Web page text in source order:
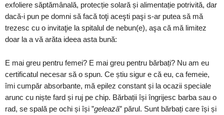
exfoliere săptămânală, protecție solară și alimentație potrivită, dar
dacă-i pun pe domni să facă toţi aceşti paşi s-ar putea să mă
trezesc cu o invitaţie la spitalul de nebun(e), aşa că mă limitez
doar la a vă arăta ideea asta bună:
E mai greu pentru femei? E mai greu pentru bărbați? Nu am eu
certificatul necesar să o spun. Ce știu sigur e că eu, ca femeie,
îmi cumpăr absorbante, mă epilez constant și la ocazii speciale
arunc cu niște fard și ruj pe chip. Bărbații își îngrijesc barba sau o
rad, se spală pe ochi și își ”gelează” părul. Sunt bărbați care își și